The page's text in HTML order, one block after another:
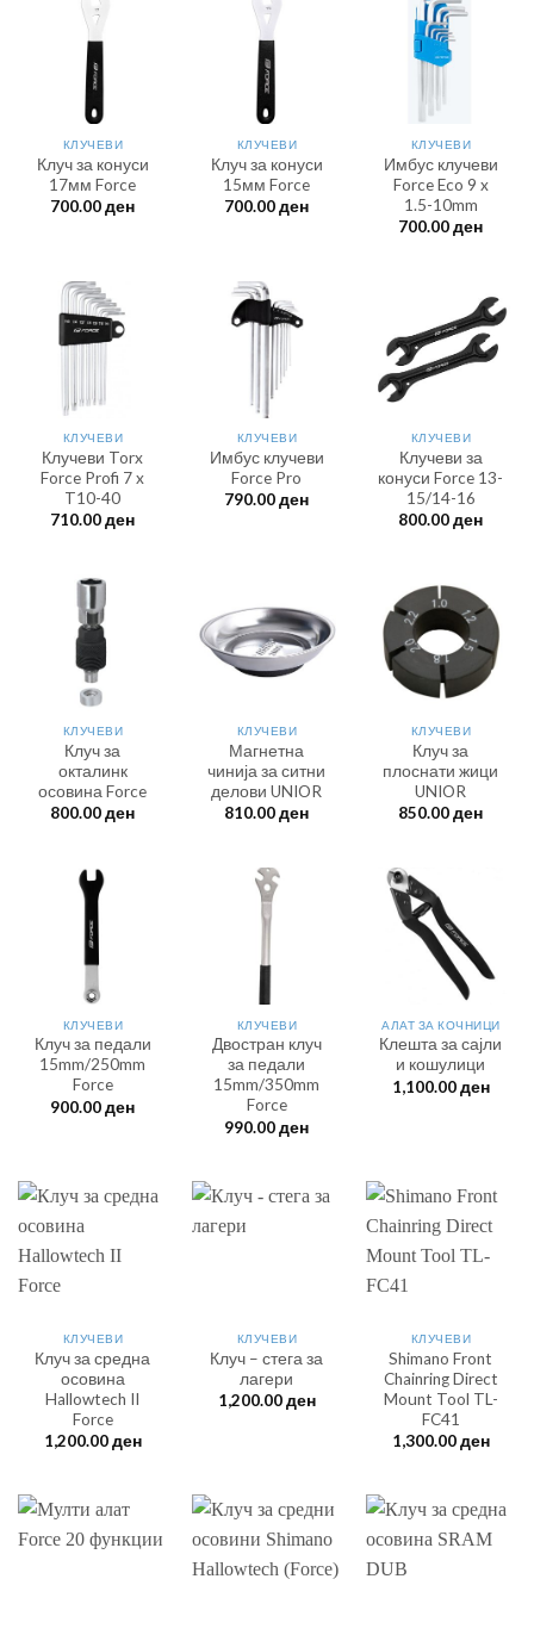
КЛУЧЕВИ
Клуч за конуси
17мм Force
700.00ден
КЛУЧЕВИ
Клуч за конуси
15мм Force
700.00ден
КЛУЧЕВИ
Имбус клучеви
Force Eco 9 x
1.5-10mm
700.00ден
КЛУЧЕВИ
Клучеви Torx
Force Profi 7 x
T10-40
710.00ден
КЛУЧЕВИ
Имбус клучеви
Force Pro
790.00ден
КЛУЧЕВИ
Клучеви за
конуси Force 13-
15/14-16
800.00ден
КЛУЧЕВИ
Клуч за
окталинк
осовина Force
800.00ден
КЛУЧЕВИ
Магнетна
чинија за ситни
делови UNIOR
810.00ден
КЛУЧЕВИ
Клуч за
плоснати жици
UNIOR
850.00ден
КЛУЧЕВИ
Клуч за педали
15mm/250mm
Force
900.00ден
КЛУЧЕВИ
Двостран клуч
за педали
15mm/350mm
Force
990.00ден
АЛАТ ЗА КОЧНИЦИ
Клешта за сајли
и кошулици
1,100.00ден
КЛУЧЕВИ
Клуч за средна
осовина
Hallowtech II
Force
1,200.00ден
КЛУЧЕВИ
Клуч – стега за
лагери
1,200.00ден
КЛУЧЕВИ
Shimano Front
Chainring Direct
Mount Tool TL-
FC41
1,300.00ден